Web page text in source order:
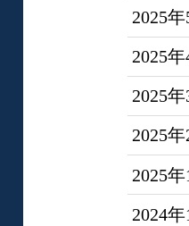
2025年
2025年
2025年
2025年
2025年
2024年